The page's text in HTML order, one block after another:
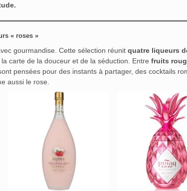
« roses »
gourmandise. Cette sélection réunit quatre liqueurs
carte de la douceur et de la séduction. Entre fruits
pensées pour des instants à partager, des cocktails
aussi le rose.